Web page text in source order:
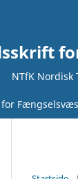
NTfK Nordisk